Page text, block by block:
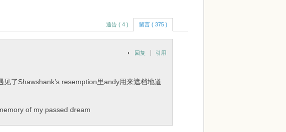
通告 ( 4 ) 留言 ( 375 )
回复 引用
了Shawshank’s resemption里andy用来遮档地道
of my passed dream